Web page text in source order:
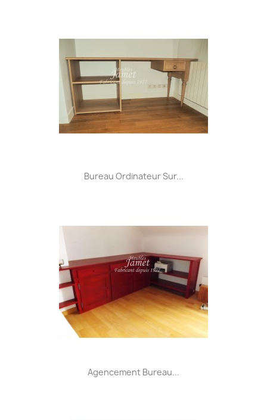
Bureau Ordinateur Sur...
Agencement Bureau...